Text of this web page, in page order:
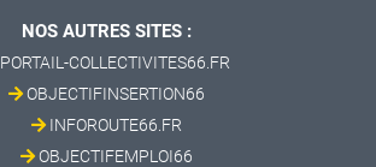
NOS AUTRES SITES :
PORTAIL-COLLECTIVITES66.FR
OBJECTIFINSERTION66
INFOROUTE66.FR
OBJECTIFEMPLOI66